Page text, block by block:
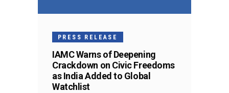
PRESS RELEASE
IAMC Warns of Deepening
Crackdown on Civic Freedoms
as India Added to Global
Watchlist